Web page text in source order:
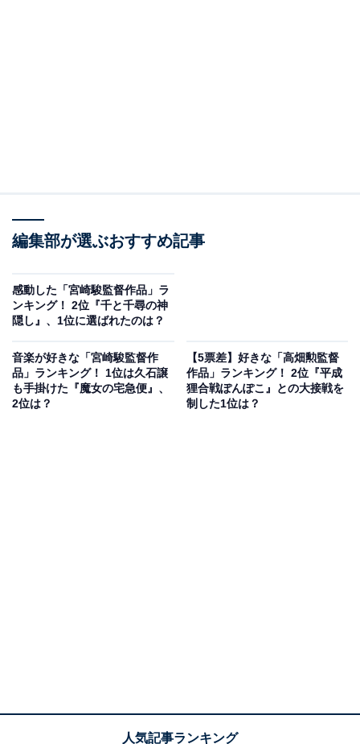
る人気作品です。主人公のパズーや王族の血を引く少
カや海賊の女船長・ドーラなど、魅力的なキャラクター
が多数登場します。
回答者の中にも「主人公２人の勇気にあふれるまっすぐ
な姿はもちろん、ドーラをはじめ個性の強いキャラクタ
ーが物語に素晴らしいアクセントをつけていると思うか
編集部が選ぶおすすめ記事
感動した「宮崎駿監督作品」ラ
ンキング！ 2位『千と千尋の神
隠し』、1位に選ばれたのは？
音楽が好きな「宮崎駿監督作
品」ランキング！ 1位は久石譲
も手掛けた『魔女の宅急便』、
2位は？
【5票差】好きな「高畑勲監督
作品」ランキング！ 2位『平成
狸合戦ぽんぽこ』との大接戦を
制した1位は？